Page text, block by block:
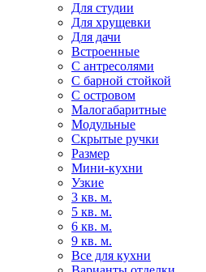
Для студии
Для хрущевки
Для дачи
Встроенные
С антресолями
С барной стойкой
С островом
Малогабаритные
Модульные
Скрытые ручки
Размер
Мини-кухни
Узкие
3 кв. м.
5 кв. м.
6 кв. м.
9 кв. м.
Все для кухни